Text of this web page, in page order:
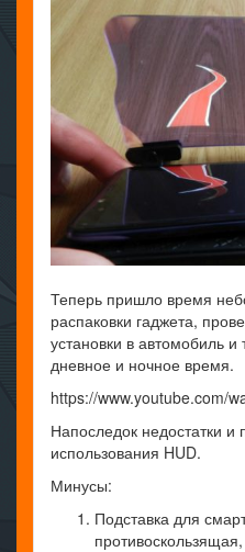
Теперь пришло время
распаковки гаджета,
установки в автомобиль и
дневное и ночное время.
https://www.youtube.com/
Напоследок недостатки
использования HUD.
Минусы:
Подставка для